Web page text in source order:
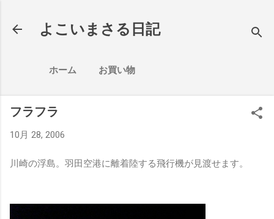
よこいまさる日記
ホーム お買い物
フラフラ
10月 28, 2006
川崎の浮島。羽田空港に離着陸する飛行機が見渡せます。